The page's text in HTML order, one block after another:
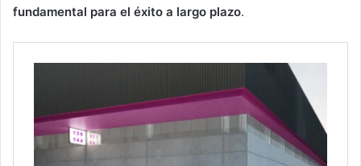
fundamental para el éxito a largo plazo.